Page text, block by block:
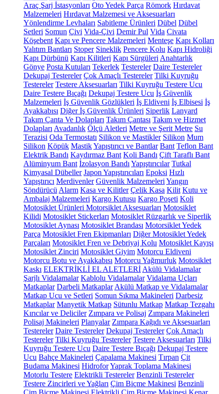
Araç Şarj İstasyonları Oto Yedek Parça Römork Hırdavat
Malzemeleri Hırdavat Malzemesi ve Aksesuarları
Yönlendirme Levhaları Sabitleme Ürünleri Dübel Dübel
Setleri Somun Çivi Vida-Çivi Demir Pul Vida Civata
Köşebent Kapı ve Pencere Malzemeleri Menteşe Kapı Kolları
Yalıtım Bantları Stoper Sineklik Pencere Kolu Kapı Hidroliği
Kapı Dürbünü Kapı Kilitleri Kapı Sürgüleri Anahtarlık
Gönye Posta Kutuları Tekerlek Testereler Daire Testereler
Dekupaj Testereler Çok Amaçlı Testereler Tilki Kuyruğu
Testereler Testere Aksesuarları Tilki Kuyruğu Testere Ucu
Daire Testere Bıçağı Dekupaj Testere Ucu İş Güvenlik
Malzemeleri İş Güvenlik Gözlükleri İş Eldiveni İş Elbisesi İş
Ayakkabısı Diğer İş Güvenlik Ürünleri Siperlik Lanyard
Takım Çanta Ve Dolapları Takım Çantası Takım ve Hizmet
Dolapları Avadanlık Ölçü Aletleri Metre ve Şerit Metre Su
Terazisi Oda Termostatı Silikon ve Mastikler Silikon Mum
Silikon Köpük MastikYapıştırıcı ve Bantlar Bant Teflon Bant
Elektrik Bandı Kaydırmaz Bant Koli Bandı Çift Taraflı Bant
Alüminyum Bant İzolasyon Bandı Yapıştırıcılar Tutkal
Kimyasal Dübeller Japon Yapıştırıcıları Epoksi Hızlı
Yapıştırıcı Merdivenler Güvenlik Malzemeleri Yangın
Söndürücü Alarm Kasa ve Kilitler Çelik Kasa Kilit Kutu ve
Ambalaj Malzemeleri Kargo Kutusu Kargo Poşeti Koli
Motosiklet Ürünleri Motorsiklet Aksesuarları Motosiklet
Kilidi Motosiklet Stickerları Motosiklet Rüzgarlık ve Siperlik
Motosiklet Aynası Motosiklet Brandası Motorsiklet Yedek
Parça Motosiklet Fren Ekipmanları Diğer Motosiklet Yedek
Parçaları Motosiklet Fren ve Debriyaj Kolu Motosiklet Kayışı
Motosiklet Zinciri Motosiklet Giyim Motorcu Eldiveni
Motorcu Botu ve Ayakkabısı Motorcu Yağmurluk Motosiklet
Kaskı ELEKTRİKLİ EL ALETLERİ Akülü Vidalamalar
Şarjlı Vidalamalar Kablolu Vidalamalar Vidalama Uçları
Matkaplar Darbeli Matkaplar Akülü Matkap ve Vidalamalar
Matkap Ucu ve Setleri Somun Sıkma Makineleri Darbesiz
Matkaplar Manyetik Matkap Sütunlu Matkap Matkap Tezgahı
Kırıcılar ve Deliciler Zımpara ve Polisaj Zımpara Makineleri
Polisaj Makineleri Planyalar Zımpara Kağıdı ve Aksesuarları
Testereler Daire Testereler Dekupaj Testereler Çok Amaçlı
Testereler Tilki Kuyruğu Testereler Testere Aksesuarları Tilki
Kuyruğu Testere Ucu Daire Testere Bıçağı Dekupaj Testere
Ucu Bahçe Makineleri Çapalama Makinesi Tırpan Çit
Budama Makinesi HidroforYaprak Toplama Makinesi
Motorlu Testere Elektrikli Testereler Benzinli Testereler
Testere Zincirleri ve Yağları Çim Biçme Makinesi Benzinli
Çim Biçme Makinesi Elektrikli Çim Biçme Makinesi Kenar